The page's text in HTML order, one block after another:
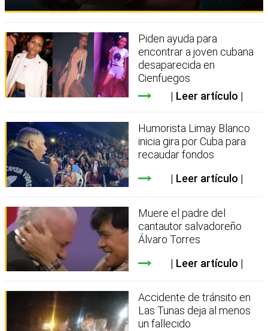
Piden ayuda para
encontrar a joven cubana
desaparecida en
Cienfuegos
Leer artículo
Humorista Limay Blanco
inicia gira por Cuba para
recaudar fondos
Leer artículo
Muere el padre del
cantautor salvadoreño
Álvaro Torres
Leer artículo
Accidente de tránsito en
Las Tunas deja al menos
un fallecido